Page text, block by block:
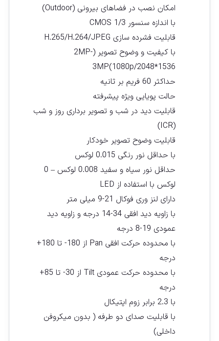
امکان نصب در فضاهای بیرونی (Outdoor)
با اندازه سنسور CMOS 1/3
قابلیت فشرده سازی H.265/H.264/JPEG
با کیفیت و وضوح تصویر (2MP-
3MP(1080p/2048*1536
حداکثر 60 فریم بر ثانیه
حالت پویایی ویژه پیشرفته
قابلیت دید در شب و تصویر برداری روز و شب
(ICR)
قابلیت وضوح تصویر خودکار
با حداقل نور رنگی 0.015 لوکس
حداقل نور سیاه و سفید 0.008 لوکس – 0
لوکس با استفاده از LED
دارای لنز وری فوکال 21-9 میلی متر
با زاویه دید افقی 34-14 درجه و زاویه دید
عمودی 19-8 درجه
با محدوده حرکت افقی Pan از 180- تا 180+
درجه
با محدوده حرکت عمودی Tilt از 30- تا 85+
درجه
با 2.3 برابر زوم اپتیکال
با قابلیت صدای دو طرفه ( بدون میکروفن
داخلی)